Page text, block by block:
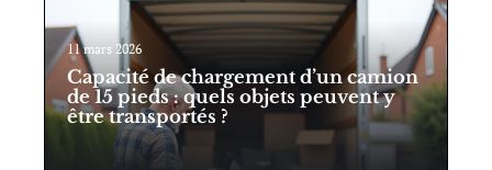
11 mars 2026
Capacité de chargement d’un camion
de 15 pieds : quels objets peuvent y
être transportés ?